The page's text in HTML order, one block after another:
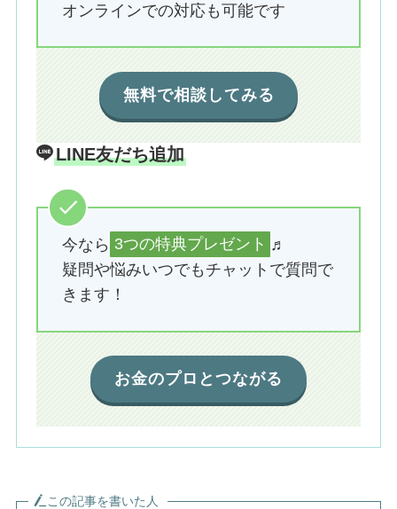
オンラインでの対応も可能です
無料で相談してみる
LINE友だち追加
今なら 3つの特典プレゼント ♬
疑問や悩みいつでもチャットで質問で
きます！
お金のプロとつながる
この記事を書いた人